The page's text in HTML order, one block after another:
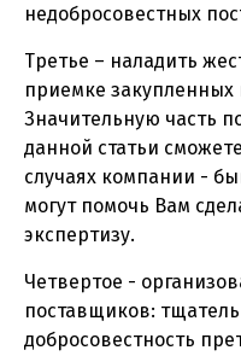
недобросовестных
Третье – наладить
приемке
Значительную часть
данной статьи
случаях компании -
могут помочь Вам
экспертизу.
Четвертое -
поставщиков:
добросовестность